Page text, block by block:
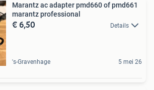
Marantz ac adapter pmd660 of pmd661
marantz professional
€ 6,50 Details
's-Gravenhage 5 mei 26